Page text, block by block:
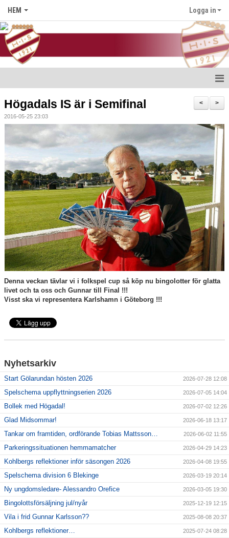
HEM Logga in
Nyheter
Föreningen
Medlem i HIS
Kontakt
Kalender
Våra lag
Matcher
Styrelse Högadals IS
Hyra Klubbstuga
>
<
Högadals IS är i Semifinal
2016-05-25 23:03
Denna veckan tävlar vi i folkspel cup så köp nu bingolotter för glatta
livet och ta oss och Gunnar till Final !!!
Visst ska vi representera Karlshamn i Göteborg !!!
Nyhetsarkiv
Start Gölarundan hösten 2026 2026-07-28 12:08
Spelschema uppflyttningserien 2026 2026-07-05 14:04
Bollek med Högadal! 2026-07-02 12:26
Glad Midsommar! 2026-06-18 13:17
Tankar om framtiden, ordförande Tobias Mattsson… 2026-06-02 11:55
Parkeringssituationen hemmamatcher 2026-04-29 14:23
Kohlbergs reflektioner inför säsongen 2026 2026-04-08 19:55
Spelschema division 6 Blekinge 2026-03-19 20:14
Ny ungdomsledare- Alessandro Orefice 2026-03-05 19:30
Bingolottsförsäljning jul/nyår 2025-12-19 12:15
Vila i frid Gunnar Karlsson?? 2025-08-08 20:37
Kohlbergs reflektioner… 2025-07-24 08:28